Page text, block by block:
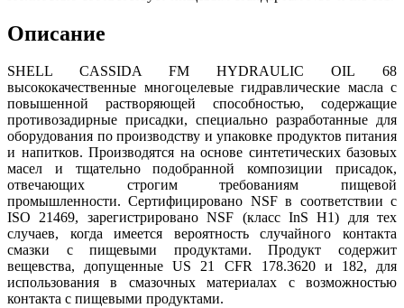
Описание
SHELL CASSIDA FM HYDRAULIC OIL 68
высококачественные многоцелевые гидравлические масла с
повышенной растворяющей способностью, содержащие
противозадирные присадки, специально разработанные для
оборудования по производству и упаковке продуктов питания
и напитков. Производятся на основе синтетических базовых
масел и тщательно подобранной композиции присадок,
отвечающих строгим требованиям пищевой
промышленности.Сертифицировано NSF в соответствии с
ISO 21469, зарегистрированоNSF (класс InS H1) для тех
случаев, когда имеется вероятность случайного контакта
смазки с пищевыми продуктами. Продукт содержит
вещевства, допущенные US 21 CFR 178.3620 и 182, для
использования в смазочных материалах с возможностью
контакта с пищевыми продуктами.